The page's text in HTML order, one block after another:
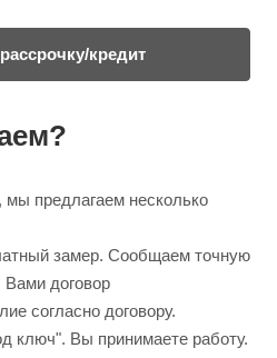
кредит
предлагаем несколько
замер. Сообщаем точную
Вами договор
согласно договору.
ключ". Вы принимаете работу.